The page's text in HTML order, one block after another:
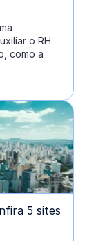
o RH
como a
5 sites